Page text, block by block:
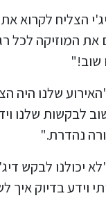
הצליח לקרוא
המוזיקה לכל
שוב!"
שלנו היה
לבקשות שלנו
נהדרת."
יכולנו לבקש
וידע בדיוק איך